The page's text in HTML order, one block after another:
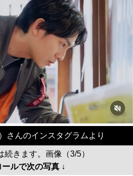
さんのインスタグラムより
続きます。画像（3/5）
ールで次の写真 ↓